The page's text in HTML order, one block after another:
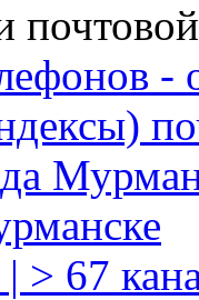
-
> 67